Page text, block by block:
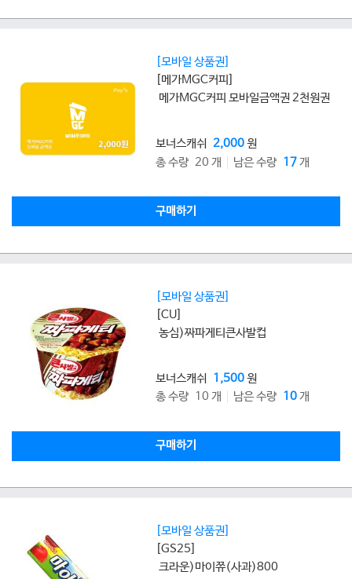
[모바일 상품권]
[메가MGC커피]
메가MGC커피 모바일금액권 2천원권
보너스캐쉬 2,000원
총 수량 20 개
남은 수량 17개
구매하기
[모바일 상품권]
[CU]
농심)짜파게티큰사발컵
보너스캐쉬 1,500원
총 수량 10 개
남은 수량 10개
구매하기
[모바일 상품권]
[GS25]
크라운)마이쮸(사과)800